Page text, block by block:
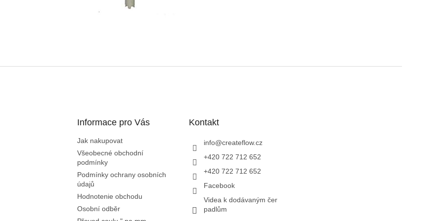
Informace pro Vás
Jak nakupovat
Všeobecné obchodní
podmínky
Podmínky ochrany osobních
údajů
Hodnotenie obchodu
Osobní odběr
Kontakt
info@createflow.cz
+420 722 712 652
+420 722 712 652
Facebook
Videa k dodávaným čer
padlům